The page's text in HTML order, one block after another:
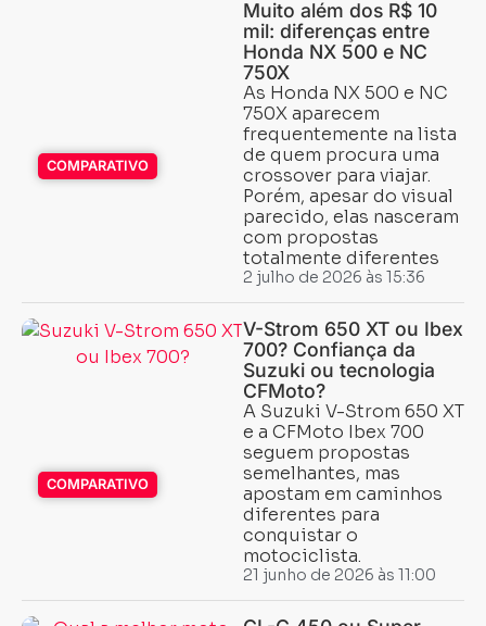
COMPARATIVO
Muito além dos R$ 10
mil: diferenças entre
Honda NX 500 e NC
750X
As Honda NX 500 e NC
750X aparecem
frequentemente na lista
de quem procura uma
crossover para viajar.
Porém, apesar do visual
parecido, elas nasceram
com propostas
totalmente diferentes
2 julho de 2026 às 15:36
COMPARATIVO
V-Strom 650 XT ou Ibex
700? Confiança da
Suzuki ou tecnologia
CFMoto?
A Suzuki V-Strom 650 XT
e a CFMoto Ibex 700
seguem propostas
semelhantes, mas
apostam em caminhos
diferentes para
conquistar o
motociclista.
21 junho de 2026 às 11:00
Carregando...
Carregando...